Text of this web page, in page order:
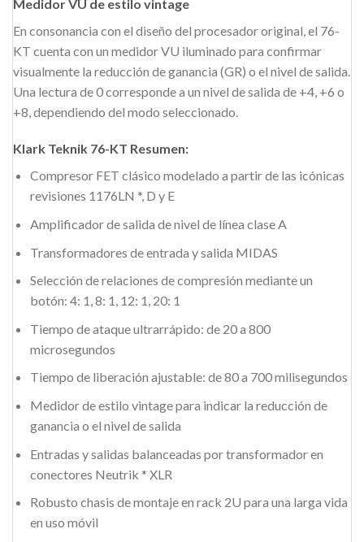
Medidor VU de estilo vintage
En consonancia con el diseño del procesador original, el 76-
KT cuenta con un medidor VU iluminado para confirmar
visualmente la reducción de ganancia (GR) o el nivel de salida.
Una lectura de 0 corresponde a un nivel de salida de +4, +6 o
+8, dependiendo del modo seleccionado.
Klark Teknik 76-KT Resumen:
Compresor FET clásico modelado a partir de las icónicas
revisiones 1176LN *, D y E
Amplificador de salida de nivel de línea clase A
Transformadores de entrada y salida MIDAS
Selección de relaciones de compresión mediante un
botón: 4: 1, 8: 1, 12: 1, 20: 1
Tiempo de ataque ultrarrápido: de 20 a 800
microsegundos
Tiempo de liberación ajustable: de 80 a 700 milisegundos
Medidor de estilo vintage para indicar la reducción de
ganancia o el nivel de salida
Entradas y salidas balanceadas por transformador en
conectores Neutrik * XLR
Robusto chasis de montaje en rack 2U para una larga vida
en uso móvil